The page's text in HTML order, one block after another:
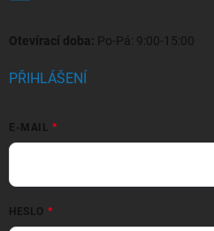
Otevírací doba: Po-Pá: 9:00-15:00
PŘIHLÁŠENÍ
E-MAIL
HESLO